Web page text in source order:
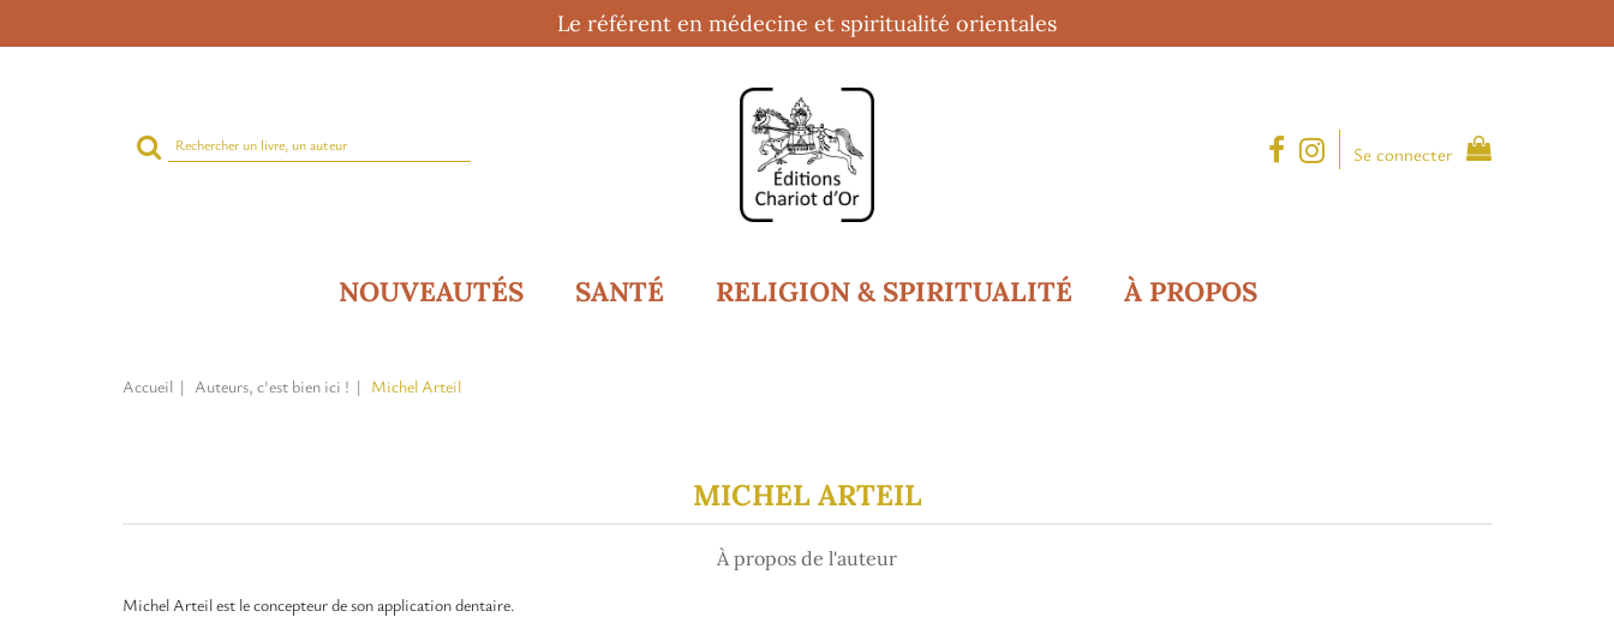
Le référent en médecine et spiritualité orientales
Rechercher
sur
Se connecter
NOUVEAUTÉS SANTÉ RELIGION & SPIRITUALITÉ À PROPOS
Accueil Auteurs, c'est bien ici ! Michel Arteil
MICHEL ARTEIL
À propos de l'auteur
Michel Arteil est le concepteur de son application dentaire.